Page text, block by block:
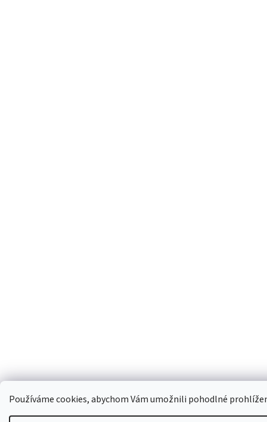
Používáme cookies, abychom Vám umožnili pohodlné